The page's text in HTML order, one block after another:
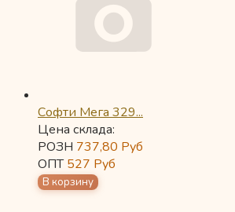
Софти Мега 329...
Цена склада:
РОЗН 737,80 Руб
ОПТ527 Руб